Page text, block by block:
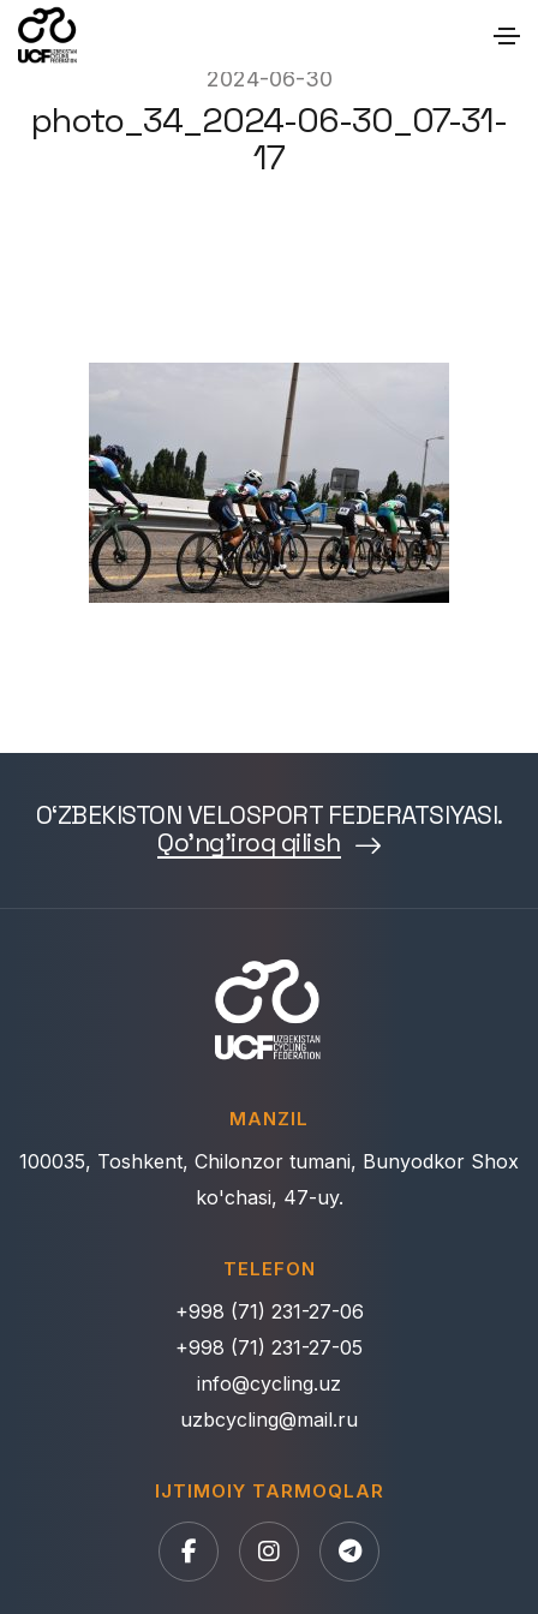
2024-06-30
photo_34_2024-06-30_07-31-
17
O‘ZBEKISTON VELOSPORT FEDERATSIYASI.
Qo'ng'iroq qilish
MANZIL
100035, Toshkent, Chilonzor tumani, Bunyodkor Shox
ko'chasi, 47-uy.
TELEFON
+998 (71) 231-27-06
+998 (71) 231-27-05
info@cycling.uz
uzbcycling@mail.ru
IJTIMOIY TARMOQLAR